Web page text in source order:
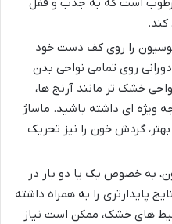
است که به جذب و قفل
لوسیون را روی کف دست خود
روی تمامی نواحی بدن
خشک تر مانند آرنج ها،
ویژه ای داشته باشید. ماساژ
گردش خون را نیز تحریک
به خصوص یک یا دو بار در
پایدارتری را به همراه داشته
های خشک، ممکن است نیاز